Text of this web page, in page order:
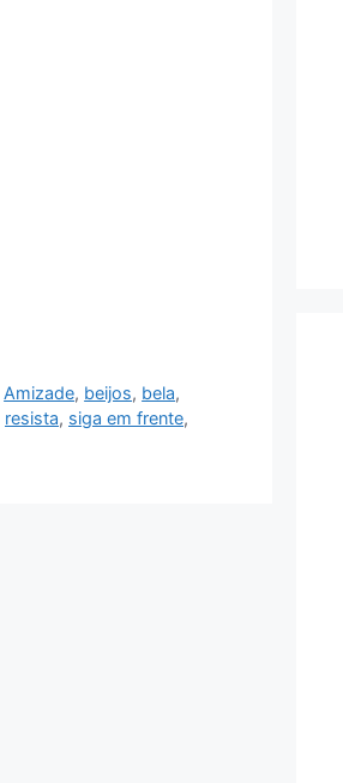
Amizade, beijos, bela,
resista, siga em frente,